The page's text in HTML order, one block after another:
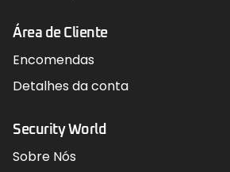
Área de Cliente
Encomendas
Detalhes da conta
Security World
Sobre Nós